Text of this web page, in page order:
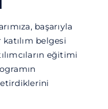
başarıyla
belgesi
eğitimi